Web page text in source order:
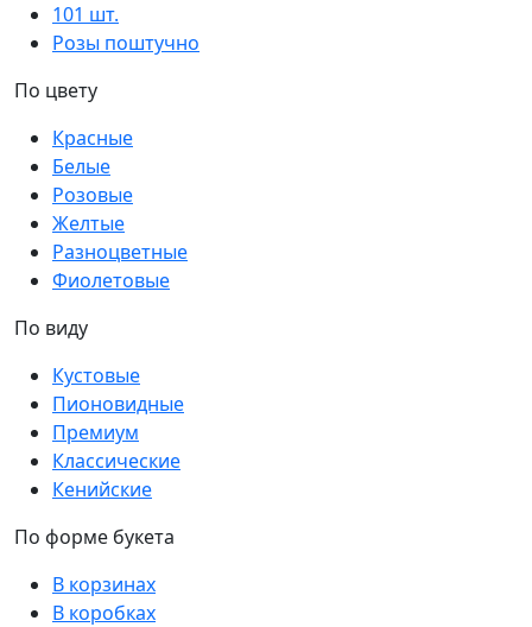
101 шт.
Розы поштучно
По цвету
Красные
Белые
Розовые
Желтые
Разноцветные
Фиолетовые
По виду
Кустовые
Пионовидные
Премиум
Классические
Кенийские
По форме букета
В корзинах
В коробках